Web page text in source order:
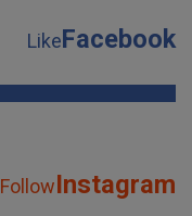
LikeFacebook
FollowInstagram